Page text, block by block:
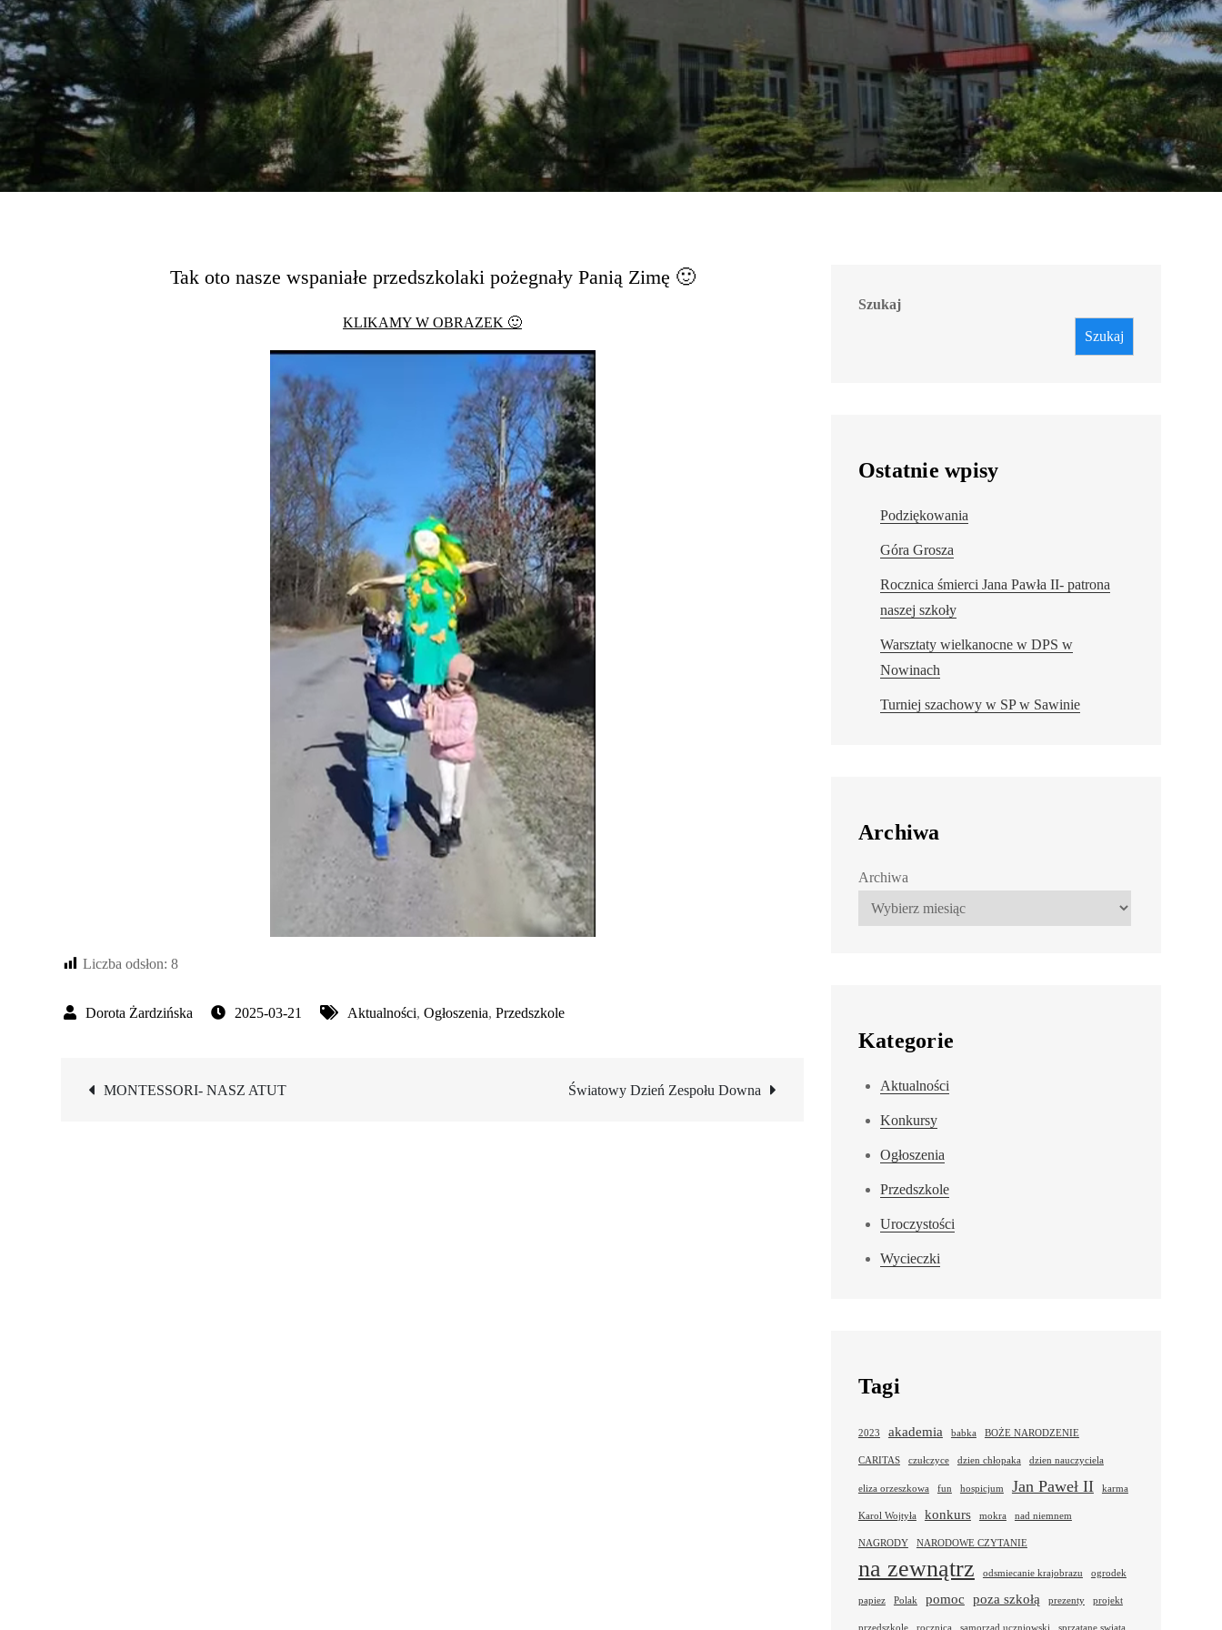
Tak oto nasze wspaniałe przedszkolaki pożegnały Panią Zimę 🙂
KLIKAMY W OBRAZEK 🙂
Liczba odsłon: 8
2025-03-21 Aktualności,Ogłoszenia,Przedszkole
Nawigacja
MONTESSORI- NASZ ATUT Światowy Dzień Zespołu Downa
Szukaj
Szukaj
Ostatnie wpisy
Podziękowania
Góra Grosza
Rocznica śmierci Jana Pawła II- patrona
naszej szkoły
Warsztaty wielkanocne w DPS w
Nowinach
Turniej szachowy w SP w Sawinie
Archiwa
Archiwa
Kategorie
Aktualności
Konkursy
Ogłoszenia
Przedszkole
Uroczystości
Wycieczki
Tagi
2023 akademia babka BOŻE NARODZENIE
CARITAS czułczyce dzien chłopaka dzien nauczyciela
eliza orzeszkowa fun hospicjum Jan Paweł II karma
Karol Wojtyła konkurs mokra nad niemnem
NAGRODY NARODOWE CZYTANIE
na zewnątrz odsmiecanie krajobrazu ogrodek
papiez Polak pomoc poza szkołą prezenty projekt
przedszkole rocznica samorząd uczniowski sprzatane swiata